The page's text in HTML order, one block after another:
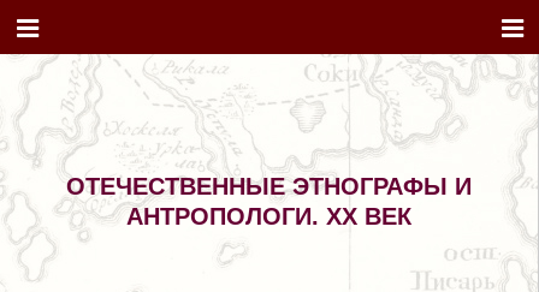
ОТЕЧЕСТВЕННЫЕ ЭТНОГРАФЫ И
АНТРОПОЛОГИ. XX ВЕК